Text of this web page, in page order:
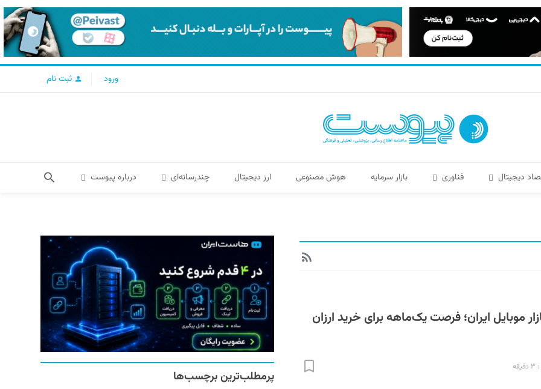
ورود ثبت نام
دیجیتال فناوری بازار سرمایه هوش مصنوعی ارز دیجیتال چندرسانه‌ای درباره پیوست
موبایل ایران؛ فرصت یک‌ماهه برای خرید ارزان
پرمطلب‌ترین برچسب‌ها